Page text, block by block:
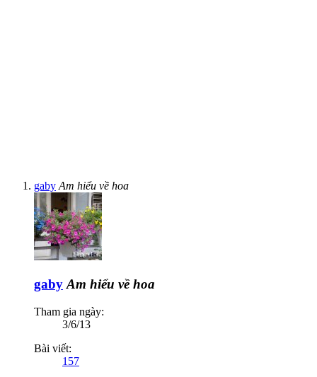
gaby Am hiểu về hoa
gaby Am hiểu về hoa
Tham gia ngày:
3/6/13
Bài viết:
157